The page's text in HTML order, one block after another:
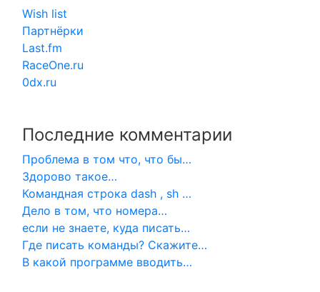
Wish list
Партнёрки
Last.fm
RaceOne.ru
0dx.ru
Последние комментарии
Проблема в том что, что бы…
Здорово такое…
Командная строка dash , sh …
Дело в том, что номера…
если не знаете, куда писать…
Где писать команды? Скажите…
В какой программе вводить…